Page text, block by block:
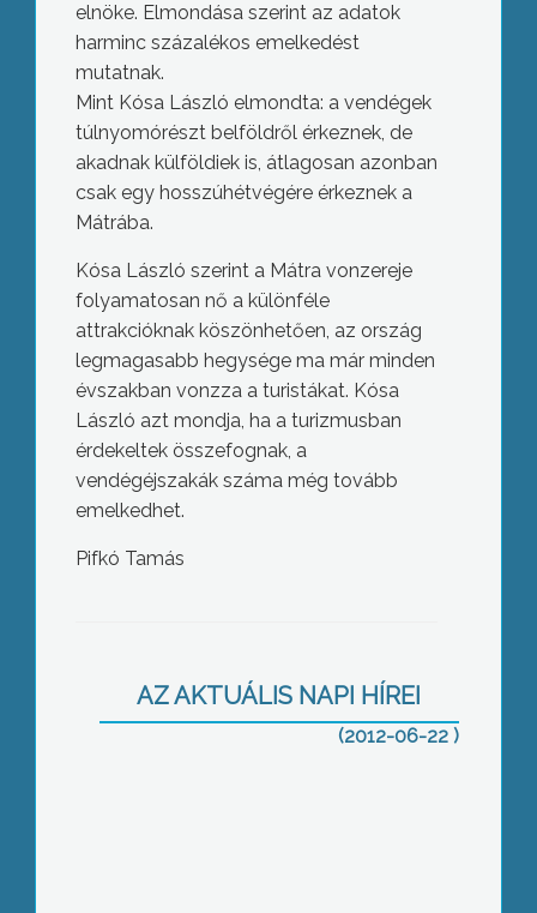
elnöke. Elmondása szerint az adatok
harminc százalékos emelkedést
mutatnak.
Mint Kósa László elmondta: a vendégek
túlnyomórészt belföldről érkeznek, de
akadnak külföldiek is, átlagosan azonban
csak egy hosszúhétvégére érkeznek a
Mátrába.
Kósa László szerint a Mátra vonzereje
folyamatosan nő a különféle
attrakcióknak köszönhetően, az ország
legmagasabb hegysége ma már minden
évszakban vonzza a turistákat. Kósa
László azt mondja, ha a turizmusban
érdekeltek összefognak, a
vendégéjszakák száma még tovább
emelkedhet.
Pifkó Tamás
AZ AKTUÁLIS NAPI HÍREI
(2012-06-22 )